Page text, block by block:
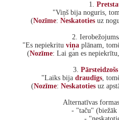
1.
"Viņš bija noguris,
(Nozīme: Neskatoties uz
2.
"Es nepiekritu viņa plānam,
(Nozīme: Lai gan es
3. Pārsteidzošs
"Laiks bija draudīgs,
(Nozīme: Neskatoties uz
Alternatīvas
- "taču" (biežāk